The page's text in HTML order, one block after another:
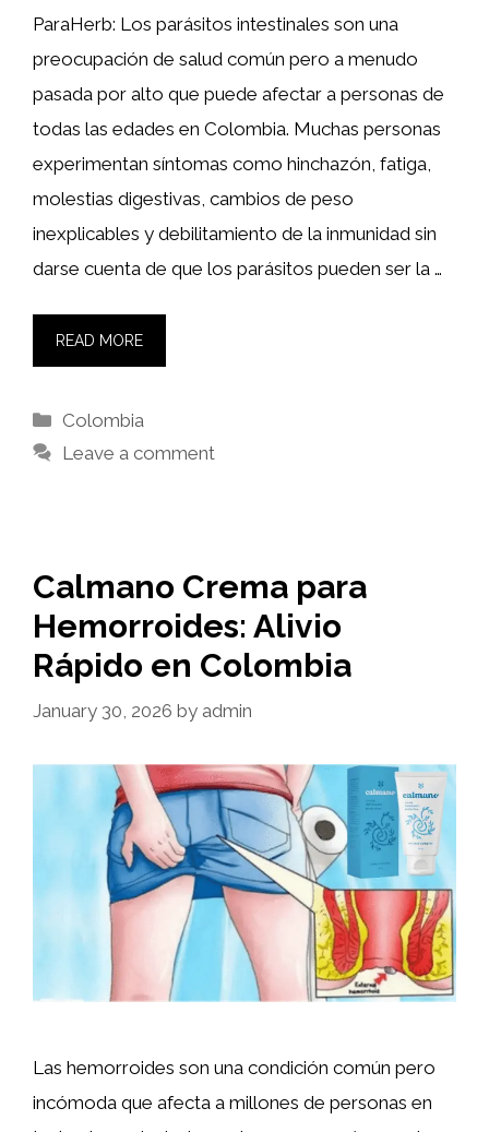
ParaHerb: Los parásitos intestinales son una
preocupación de salud común pero a menudo
pasada por alto que puede afectar a personas de
todas las edades en Colombia. Muchas personas
experimentan síntomas como hinchazón, fatiga,
molestias digestivas, cambios de peso
inexplicables y debilitamiento de la inmunidad sin
darse cuenta de que los parásitos pueden ser la …
READ MORE
Categories
Colombia
Leave a comment
Calmano Crema para
Hemorroides: Alivio
Rápido en Colombia
January 30, 2026 by admin
Las hemorroides son una condición común pero
incómoda que afecta a millones de personas en